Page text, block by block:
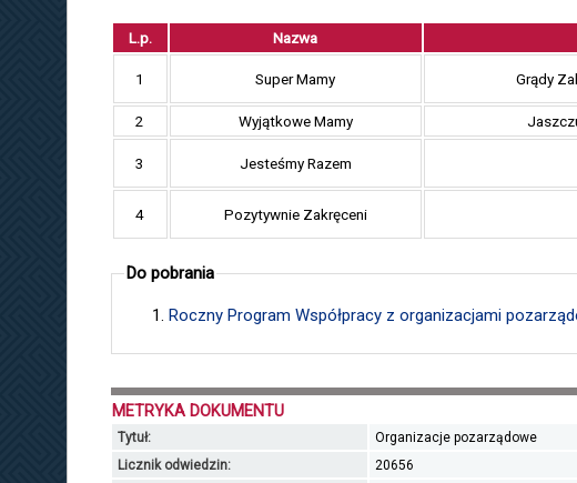
L.p. Nazwa
1 Super Mamy Grądy
2
Wyjątkowe Mamy
3 Jesteśmy Razem
4 Pozytywnie Zakręceni
Do pobrania
Roczny Program Współpracy z organizacjami
METRYKA DOKUMENTU
Tytuł: Organizacje pozarządowe
Licznik odwiedzin:
20656